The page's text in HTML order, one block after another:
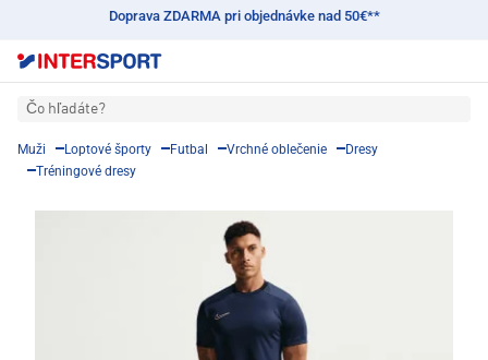
Doprava ZDARMA pri objednávke nad 50€**
Čo hľadáte?
Muži Loptové športy Futbal Vrchné oblečenie
Dresy
Tréningové dresy